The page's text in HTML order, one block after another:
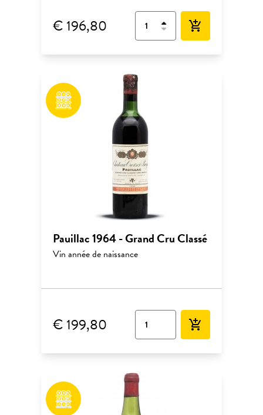
€ 196,80 add_shopping_cart
Pauillac 1964 - Grand Cru Classé
Vin année de naissance
€ 199,80 add_shopping_cart